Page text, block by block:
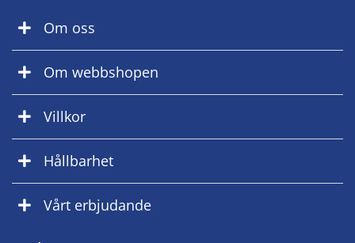
Om oss
Om webbshopen
Villkor
Hållbarhet
Vårt erbjudande